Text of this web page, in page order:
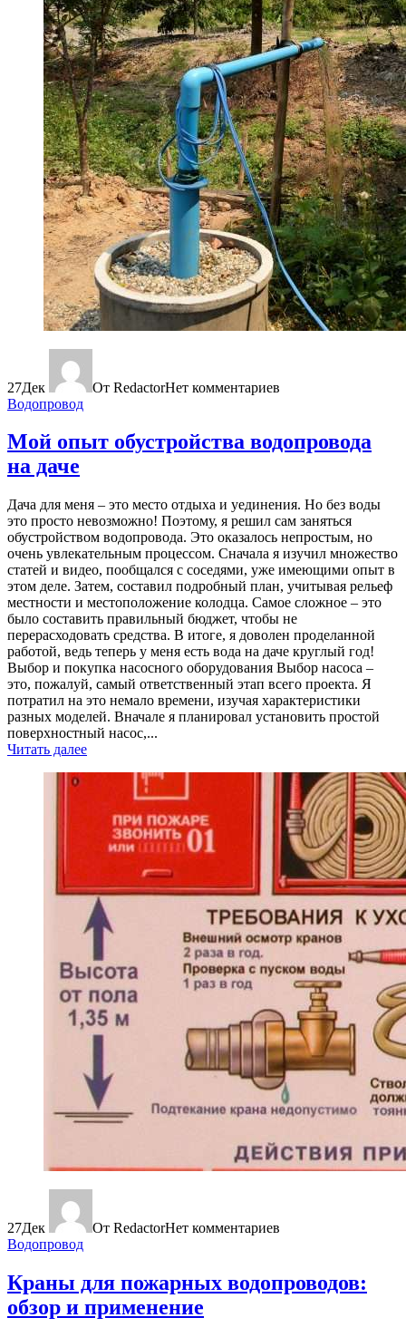
27Дек От RedactorНет комментариев
Водопровод
Мой опыт обустройства водопровода
на даче
Дача для меня – это место отдыха и уединения. Но без воды
это просто невозможно! Поэтому, я решил сам заняться
обустройством водопровода. Это оказалось непростым, но
очень увлекательным процессом. Сначала я изучил множество
статей и видео, пообщался с соседями, уже имеющими опыт в
этом деле. Затем, составил подробный план, учитывая рельеф
местности и местоположение колодца. Самое сложное – это
было составить правильный бюджет, чтобы не
перерасходовать средства. В итоге, я доволен проделанной
работой, ведь теперь у меня есть вода на даче круглый год!
Выбор и покупка насосного оборудования Выбор насоса –
это, пожалуй, самый ответственный этап всего проекта. Я
потратил на это немало времени, изучая характеристики
разных моделей. Вначале я планировал установить простой
поверхностный насос,...
Читать далее
27Дек От RedactorНет комментариев
Водопровод
Краны для пожарных водопроводов:
обзор и применение